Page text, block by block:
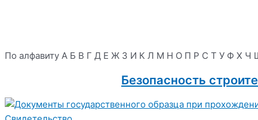
По алфавиту А Б В Г Д Е Ж З И К Л М Н О П Р С Т У Ф Х Ч
Безопасность